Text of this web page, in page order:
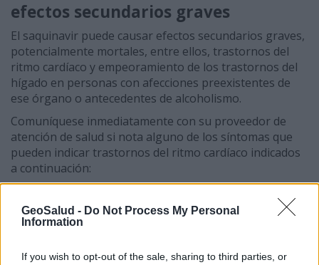
GeoSalud - Do Not Process My Personal
Information
If you wish to opt-out of the sale, sharing to third parties, or
efectos secundarios graves
El saquinavir puede causar efectos secundarios graves,
potencialmente mortales, entre ellos, trastornos del
ritmo cardíaco y empeoramiento de los trastornos del
hígado en personas con afecciones preexistentes de
ese órgano o antecedentes de alcoholismo.
Comuníquese inmediatamente con su proveedor de
atención de salud si nota alguno de los síntomas que
pueden indicar trastornos del ritmo cardíaco indicados
a continuación:
Aturdimiento.
Desmayo.